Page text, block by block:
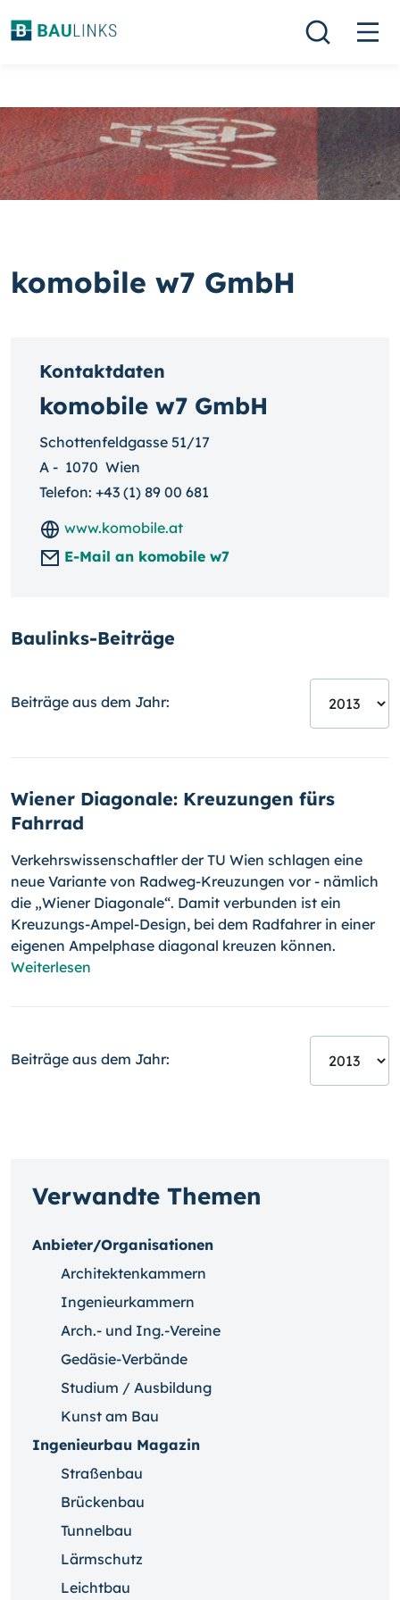
komobile w7 GmbH
Kontaktdaten
komobile w7 GmbH
Schottenfeldgasse 51/17
A - 1070 Wien
Telefon: +43 (1) 89 00 681
www.komobile.at
E-Mail an komobile w7
Baulinks-Beiträge
Beiträge aus dem Jahr:
Wiener Diagonale: Kreuzungen fürs
Fahrrad
Verkehrswissenschaftler der TU Wien schlagen eine
neue Variante von Radweg-Kreuzungen vor - nämlich
die „Wiener Diagonale“. Damit ver­bun­den ist ein
Kreuzungs-Ampel-Design, bei dem Radfahrer in einer
eigenen Ampelphase diagonal kreuzen können.
Weiterlesen
Beiträge aus dem Jahr:
Verwandte Themen
Anbieter/Organisationen
Architektenkammern
Ingenieurkammern
Arch.- und Ing.-Vereine
Gedäsie-Verbände
Studium / Ausbildung
Kunst am Bau
Ingenieurbau Magazin
Straßenbau
Brückenbau
Tunnelbau
Lärmschutz
Leichtbau